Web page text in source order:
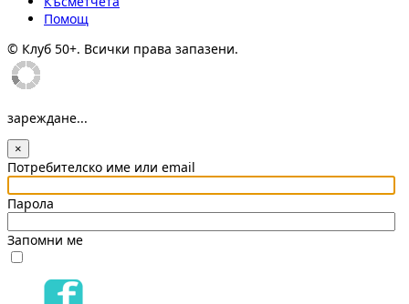
Помощ
© Клуб 50+. Всички права запазени.
зареждане...
×
Потребителско име или email
Парола
Запомни ме